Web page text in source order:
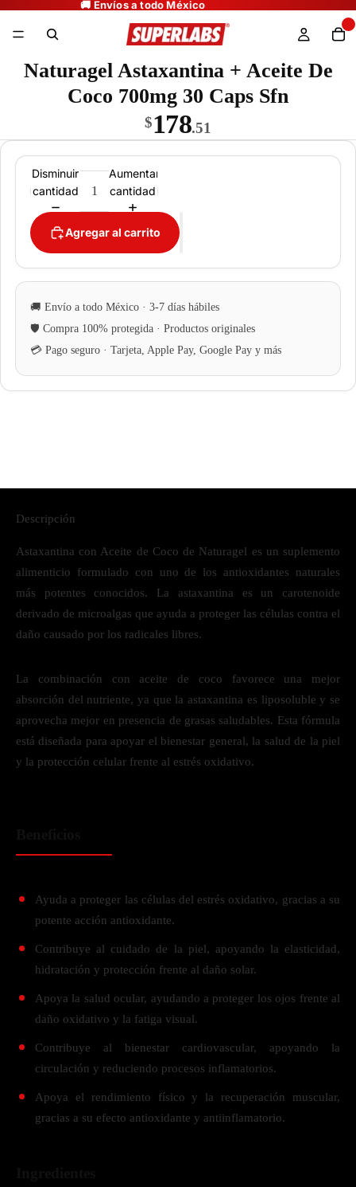
Naturagel Astaxantina + Aceite De
Coco 700mg 30 Caps Sfn
$178.51
Disminuir
cantidad
Aumentar
cantidad
Agregar al carrito
Descripción
Astaxantina con Aceite de Coco de Naturagel es un suplemento
alimenticio formulado con uno de los antioxidantes naturales
más potentes conocidos. La astaxantina es un carotenoide
derivado de microalgas que ayuda a proteger las células contra el
daño causado por los radicales libres.
La combinación con aceite de coco favorece una mejor
absorción del nutriente, ya que la astaxantina es liposoluble y se
aprovecha mejor en presencia de grasas saludables. Esta fórmula
está diseñada para apoyar el bienestar general, la salud de la piel
y la protección celular frente al estrés oxidativo.
Ayuda a proteger las células del estrés oxidativo, gracias a su
potente acción antioxidante.
Contribuye al cuidado de la piel, apoyando la elasticidad,
hidratación y protección frente al daño solar.
Apoya la salud ocular, ayudando a proteger los ojos frente al
daño oxidativo y la fatiga visual.
Contribuye al bienestar cardiovascular, apoyando la
circulación y reduciendo procesos inflamatorios.
Apoya el rendimiento físico y la recuperación muscular,
gracias a su efecto antioxidante y antiinflamatorio.